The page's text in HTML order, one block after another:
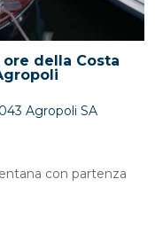
della Costa
Agropoli SA
con partenza